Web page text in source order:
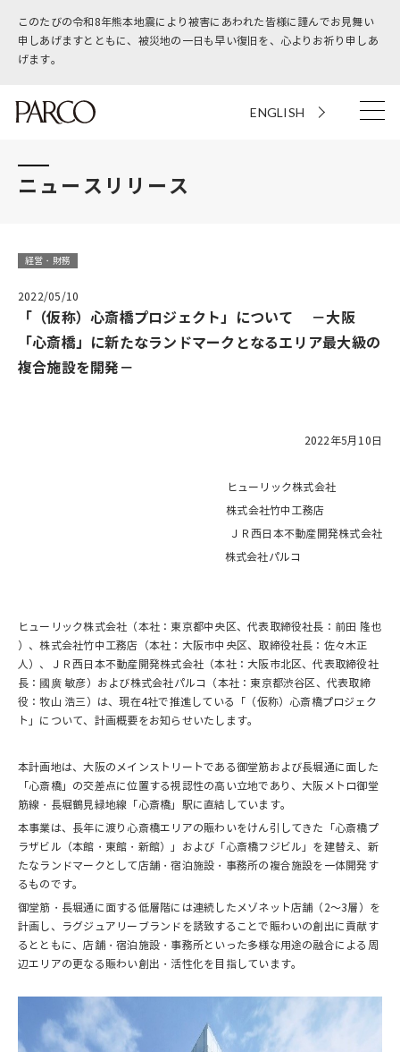
このたびの令和8年熊本地震により被害にあわれた皆様に謹んでお見舞い
申しあげますとともに、被災地の一日も早い復旧を、心よりお祈り申しあ
げます。
ENGLISH
ニュースリリース
経営・財務
2022/05/10
「（仮称）心斎橋プロジェクト」について －大阪
「心斎橋」に新たなランドマークとなるエリア最大級の
複合施設を開発－
2022年5月10日
ヒューリック株式会社
株式会社竹中工務店
ＪＲ西日本不動産開発株式会社
株式会社パルコ
ヒューリック株式会社（本社：東京都中央区、代表取締役社長：前田 隆也
）、株式会社竹中工務店（本社：大阪市中央区、取締役社長：佐々木正
人）、ＪＲ西日本不動産開発株式会社（本社：大阪市北区、代表取締役社
長：國廣 敏彦）および株式会社パルコ（本社：東京都渋谷区、代表取締
役：牧山 浩三）は、現在4社で推進している「（仮称）心斎橋プロジェク
ト」について、計画概要をお知らせいたします。
本計画地は、大阪のメインストリートである御堂筋および長堀通に面した
「心斎橋」の交差点に位置する視認性の高い立地であり、大阪メトロ御堂
筋線・長堀鶴見緑地線「心斎橋」駅に直結しています。
本事業は、長年に渡り心斎橋エリアの賑わいをけん引してきた「心斎橋プ
ラザビル（本館・東館・新館）」および「心斎橋フジビル」を建替え、新
たなランドマークとして店舗・宿泊施設・事務所の複合施設を一体開発す
るものです。
御堂筋・長堀通に面する低層階には連続したメゾネット店舗（2～3層）を
計画し、ラグジュアリーブランドを誘致することで賑わいの創出に貢献す
るとともに、店舗・宿泊施設・事務所といった多様な用途の融合による周
辺エリアの更なる賑わい創出・活性化を目指しています。